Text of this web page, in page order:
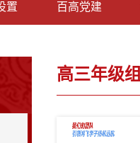
置 百高党建
高三年级组